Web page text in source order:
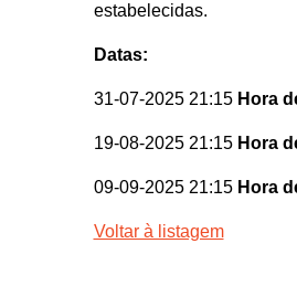
estabelecidas.
Datas:
31-07-2025 21:15 Hora
19-08-2025 21:15 Hora
09-09-2025 21:15 Hora
Voltar à listagem